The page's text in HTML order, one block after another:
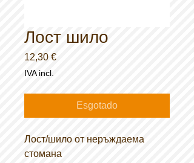
Лост шило
12,30 €Preço
IVA incl.
Esgotado
Лост/шило от неръждаема
стомана